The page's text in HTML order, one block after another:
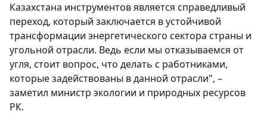
Казахстана инструментов является справедливый
переход, который заключается в устойчивой
трансформации энергетического сектора страны и
угольной отрасли. Ведь если мы отказываемся от
угля, стоит вопрос, что делать с работниками,
которые задействованы в данной отрасли", –
заметил министр экологии и природных ресурсов
РК.